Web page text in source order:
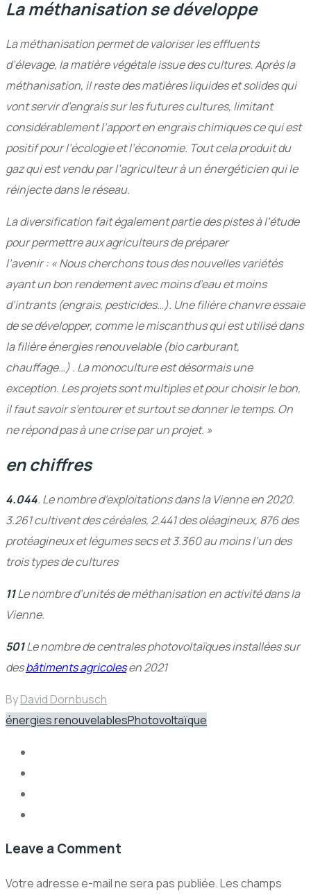
La méthanisation se développe
La méthanisation permet de valoriser les effluents
d’élevage, la matière végétale issue des cultures. Après la
méthanisation, il reste des matières liquides et solides qui
vont servir d’engrais sur les futures cultures, limitant
considérablement l’apport en engrais chimiques ce qui est
positif pour l’écologie et l’économie. Tout cela produit du
gaz qui est vendu par l’agriculteur à un énergéticien qui le
réinjecte dans le réseau.
La diversification fait également partie des pistes à l’étude
pour permettre aux agriculteurs de préparer
l’avenir : « Nous cherchons tous des nouvelles variétés
ayant un bon rendement avec moins d’eau et moins
d’intrants (engrais, pesticides…). Une filière chanvre essaie
de se développer, comme le miscanthus qui est utilisé dans
la filière énergies renouvelable (bio carburant,
chauffage…) . La monoculture est désormais une
exception. Les projets sont multiples et pour choisir le bon,
il faut savoir s’entourer et surtout se donner le temps. On
ne répond pas à une crise par un projet. »
en chiffres
4.044. Le nombre d’exploitations dans la Vienne en 2020.
3.261 cultivent des céréales, 2.441 des oléagineux, 876 des
protéagineux et légumes secs et 3.360 au moins l’un des
trois types de cultures
11Le nombre d’unités de méthanisation en activité dans la
Vienne.
501Le nombre de centrales photovoltaïques installées sur
desbâtiments agricolesen 2021
ByDavid Dornbusch
énergies renouvelablesPhotovoltaïque
Leave a Comment
Votre adresse e-mail ne sera pas publiée.Les champs